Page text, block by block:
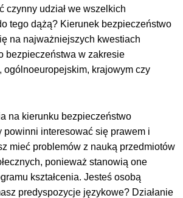
czynny udział we wszelkich
tego dążą? Kierunek bezpieczeństwo
na najważniejszych kwestiach
bezpieczeństwa w zakresie
ogólnoeuropejskim, krajowym czy
na kierunku bezpieczeństwo
powinni interesować się prawem i
mieć problemów z nauką przedmiotów
ponieważ stanowią one
kształcenia. Jesteś osobą
predyspozycje językowe? Działanie